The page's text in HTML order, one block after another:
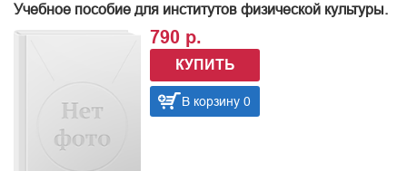
Учебное пособие для институтов физической культуры.
790 р.
КУПИТЬ
В корзину 0